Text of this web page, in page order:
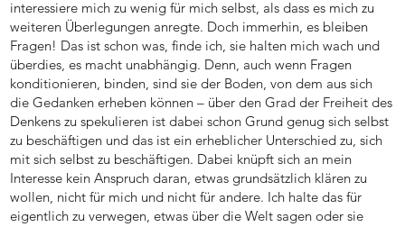
interessiere mich zu wenig für mich selbst, als dass es mich zu
weiteren Überlegungen anregte. Doch immerhin, es bleiben
Fragen! Das ist schon was, finde ich, sie halten mich wach und
überdies, es macht unabhängig. Denn, auch wenn Fragen
konditionieren, binden, sind sie der Boden, von dem aus sich
die Gedanken erheben können – über den Grad der Freiheit des
Denkens zu spekulieren ist dabei schon Grund genug sich selbst
zu beschäftigen und das ist ein erheblicher Unterschied zu, sich
mit sich selbst zu beschäftigen. Dabei knüpft sich an mein
Interesse kein Anspruch daran, etwas grundsätzlich klären zu
wollen, nicht für mich und nicht für andere. Ich halte das für
eigentlich zu verwegen, etwas über die Welt sagen oder sie